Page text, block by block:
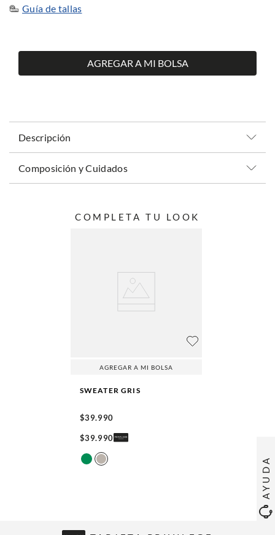
AYUDA
Guía de tallas
AGREGAR A MI BOLSA
Descripción
Composición y Cuidados
COMPLETA TU LOOK
AGREGAR A MI BOLSA
SWEATER GRIS
$39.990
$39.990